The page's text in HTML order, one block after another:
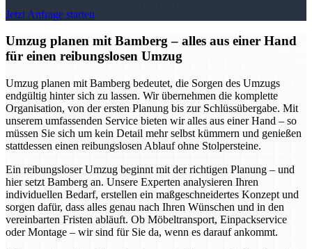
Jetzt Anfrage starten
Umzug planen mit Bamberg – alles aus einer Hand
für einen reibungslosen Umzug
Umzug planen mit Bamberg bedeutet, die Sorgen des Umzugs
endgültig hinter sich zu lassen. Wir übernehmen die komplette
Organisation, von der ersten Planung bis zur Schlüssübergabe. Mit
unserem umfassenden Service bieten wir alles aus einer Hand – so
müssen Sie sich um kein Detail mehr selbst kümmern und genießen
stattdessen einen reibungslosen Ablauf ohne Stolpersteine.
Ein reibungsloser Umzug beginnt mit der richtigen Planung – und
hier setzt Bamberg an. Unsere Experten analysieren Ihren
individuellen Bedarf, erstellen ein maßgeschneidertes Konzept und
sorgen dafür, dass alles genau nach Ihren Wünschen und in den
vereinbarten Fristen abläuft. Ob Möbeltransport, Einpackservice
oder Montage – wir sind für Sie da, wenn es darauf ankommt.